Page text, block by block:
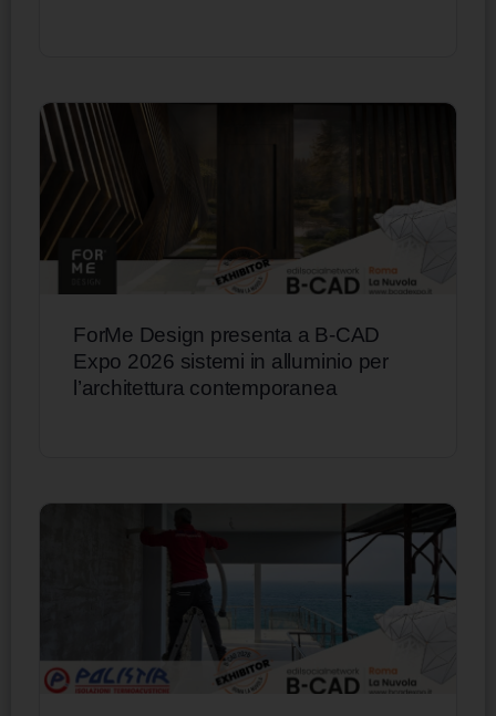
ForMe Design presenta a B-CAD
Expo 2026 sistemi in alluminio per
l’architettura contemporanea